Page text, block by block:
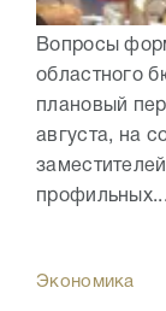
Вопросы
областного
плановый
августа, на
профильных...
Экономика